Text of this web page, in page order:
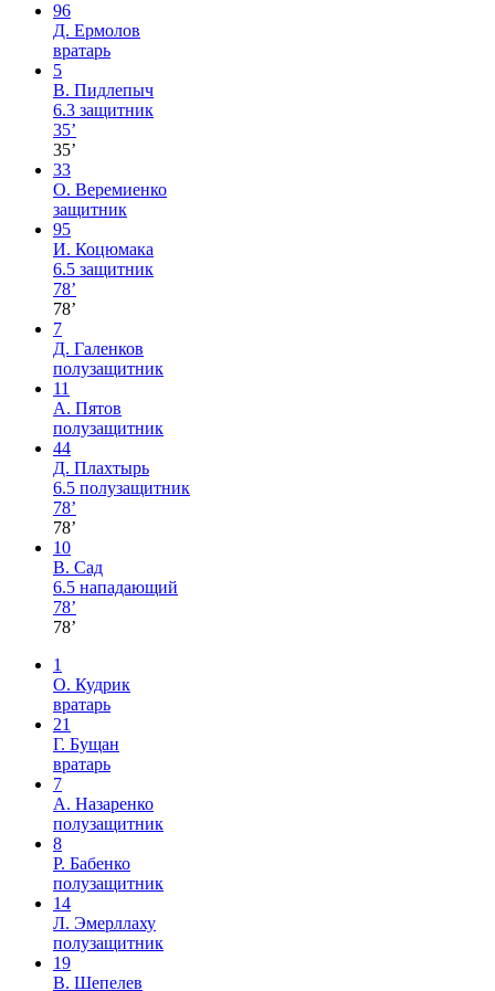
96
Д. Ермолов
вратарь
5
В. Пидлепыч
6.3 защитник
35’
35’
33
О. Веремиенко
защитник
95
И. Коцюмака
6.5 защитник
78’
78’
7
Д. Галенков
полузащитник
11
А. Пятов
полузащитник
44
Д. Плахтырь
6.5 полузащитник
78’
78’
10
В. Сад
6.5 нападающий
78’
78’
1
О. Кудрик
вратарь
21
Г. Бущан
вратарь
7
А. Назаренко
полузащитник
8
Р. Бабенко
полузащитник
14
Л. Эмерллаху
полузащитник
19
В. Шепелев